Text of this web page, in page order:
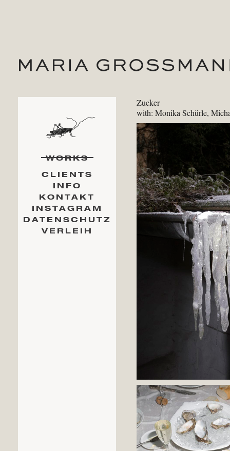
WORKS
CLIENTS
INFO
KONTAKT
INSTAGRAM
DATENSCHUTZ
VERLEIH
Zucker
with: Monika Schürle,